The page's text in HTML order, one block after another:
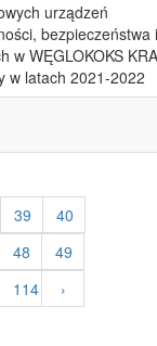
urządzeń
bezpieczeństwa i
w WĘGLOKOKS
w latach 2021-2022
39
40
48
49
114
›